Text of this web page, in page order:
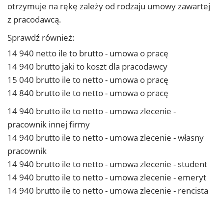
otrzymuje na rękę zależy od rodzaju umowy zawartej
z pracodawcą.
Sprawdź również:
14 940 netto ile to brutto - umowa o pracę
14 940 brutto jaki to koszt dla pracodawcy
15 040 brutto ile to netto - umowa o pracę
14 840 brutto ile to netto - umowa o pracę
14 940 brutto ile to netto - umowa zlecenie -
pracownik innej firmy
14 940 brutto ile to netto - umowa zlecenie - własny
pracownik
14 940 brutto ile to netto - umowa zlecenie - student
14 940 brutto ile to netto - umowa zlecenie - emeryt
14 940 brutto ile to netto - umowa zlecenie - rencista